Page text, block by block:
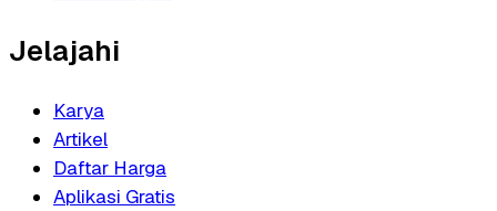
Jelajahi
Karya
Artikel
Daftar Harga
Aplikasi Gratis